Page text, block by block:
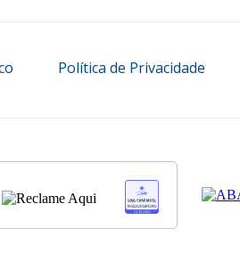
Política de Privacidade